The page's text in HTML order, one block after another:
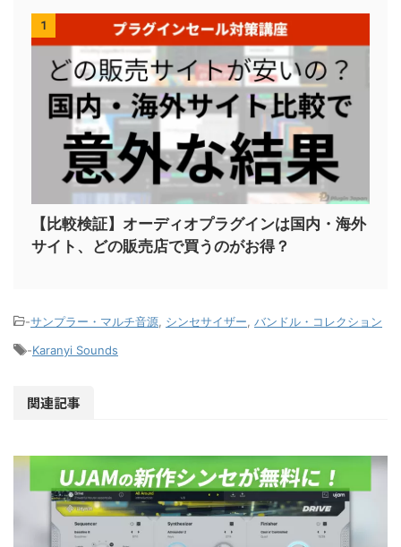
1
【比較検証】オーディオプラグインは国内・海外
サイト、どの販売店で買うのがお得？
-サンプラー・マルチ音源 シンセサイザー バンドル・コレクション
-Karanyi Sounds
関連記事